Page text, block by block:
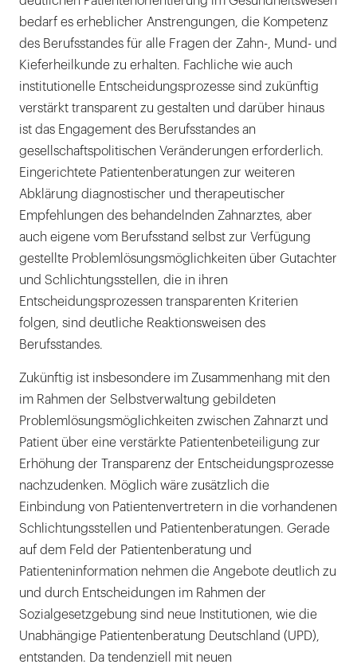
bedarf es erheblicher Anstrengungen, die Kompetenz
des Berufsstandes für alle Fragen der Zahn-, Mund- und
Kieferheilkunde zu erhalten. Fachliche wie auch
institutionelle Entscheidungsprozesse sind zukünftig
verstärkt transparent zu gestalten und darüber hinaus
ist das Engagement des Berufsstandes an
gesellschaftspolitischen Veränderungen erforderlich.
Eingerichtete Patientenberatungen zur weiteren
Abklärung diagnostischer und therapeutischer
Empfehlungen des behandelnden Zahnarztes, aber
auch eigene vom Berufsstand selbst zur Verfügung
gestellte Problemlösungsmöglichkeiten über Gutachter
und Schlichtungsstellen, die in ihren
Entscheidungsprozessen transparenten Kriterien
folgen, sind deutliche Reaktionsweisen des
Berufsstandes.
Zukünftig ist insbesondere im Zusammenhang mit den
im Rahmen der Selbstverwaltung gebildeten
Problemlösungsmöglichkeiten zwischen Zahnarzt und
Patient über eine verstärkte Patientenbeteiligung zur
Erhöhung der Transparenz der Entscheidungsprozesse
nachzudenken. Möglich wäre zusätzlich die
Einbindung von Patientenvertretern in die vorhandenen
Schlichtungsstellen und Patientenberatungen. Gerade
auf dem Feld der Patientenberatung und
Patienteninformation nehmen die Angebote deutlich zu
und durch Entscheidungen im Rahmen der
Sozialgesetzgebung sind neue Institutionen, wie die
Unabhängige Patientenberatung Deutschland (UPD),
entstanden. Da tendenziell mit neuen